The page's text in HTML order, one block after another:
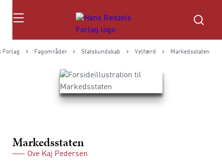
Søg
Forlag Fagområder Statskundskab Velfærd Markedsstaten
Markedsstaten
Ove Kaj Pedersen